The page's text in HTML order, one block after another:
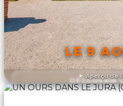
Aperçu de
LE 9
DÉCOUVRIR